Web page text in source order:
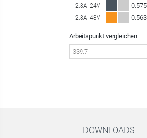
2.8A 24V 0.575
2.8A 48V 0.563
Arbeitspunkt vergleichen
DOWNLOADS